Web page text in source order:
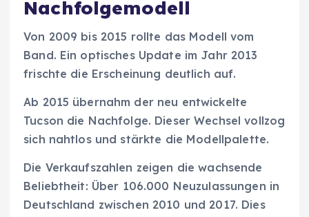
Nachfolgemodell
Von 2009 bis 2015 rollte das Modell vom
Band. Ein optisches Update im Jahr 2013
frischte die Erscheinung deutlich auf.
Ab 2015 übernahm der neu entwickelte
Tucson die Nachfolge. Dieser Wechsel vollzog
sich nahtlos und stärkte die Modellpalette.
Die Verkaufszahlen zeigen die wachsende
Beliebtheit: Über 106.000 Neuzulassungen in
Deutschland zwischen 2010 und 2017. Dies